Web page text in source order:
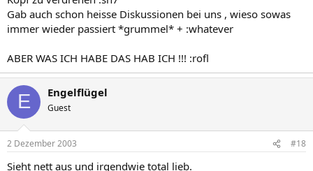
Gab auch schon heisse Diskussionen bei uns , wieso sowas
immer wieder passiert *grummel* + :whatever
ABER WAS ICH HABE DAS HAB ICH !!! :rofl
E Engelflügel
Guest
2 Dezember 2003 #18
Sieht nett aus und irgendwie total lieb.